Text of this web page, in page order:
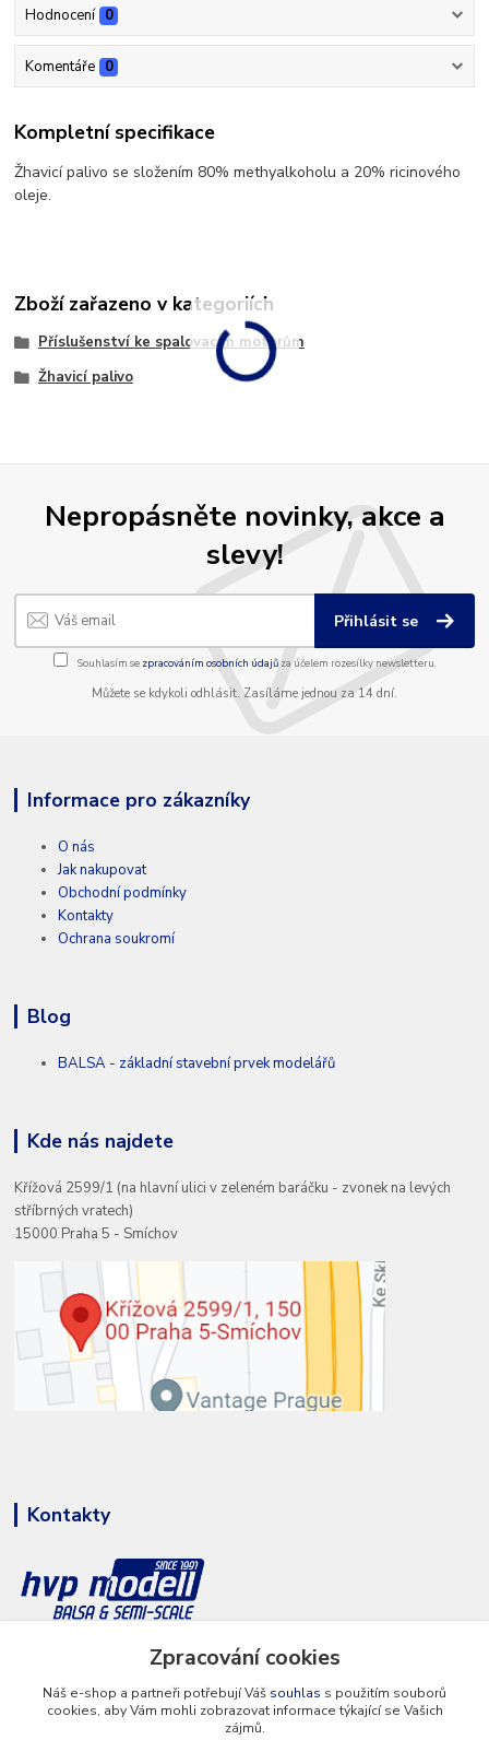
Hodnocení 0
Komentáře 0
Kompletní specifikace
Žhavicí palivo se složením 80% methyalkoholu a 20% ricinového
oleje.
Zboží zařazeno v kategoriích
Příslušenství ke spalovacím motorům
Žhavicí palivo
Nepropásněte novinky, akce a
slevy!
Přihlásit se
Souhlasím se zpracováním osobních údajůza účelem rozesílky newsletteru.
Můžete se kdykoli odhlásit. Zasíláme jednou za 14 dní.
Informace pro zákazníky
O nás
Jak nakupovat
Obchodní podmínky
Kontakty
Ochrana soukromí
Blog
BALSA - základní stavební prvek modelářů
Kde nás najdete
Křížová 2599/1 (na hlavní ulici v zeleném baráčku - zvonek na levých
stříbrných vratech)
15000 Praha 5 - Smíchov
Kontakty
+420 777 286 674
info@hvp-modell.cz
Zpracování cookies
Náš e-shop a partneři potřebují Váš souhlas s použitím souborů
cookies, aby Vám mohli zobrazovat informace týkající se Vašich
zájmů.